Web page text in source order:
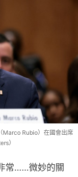
Marco Rubio）在國會出席
）
常……微妙的關